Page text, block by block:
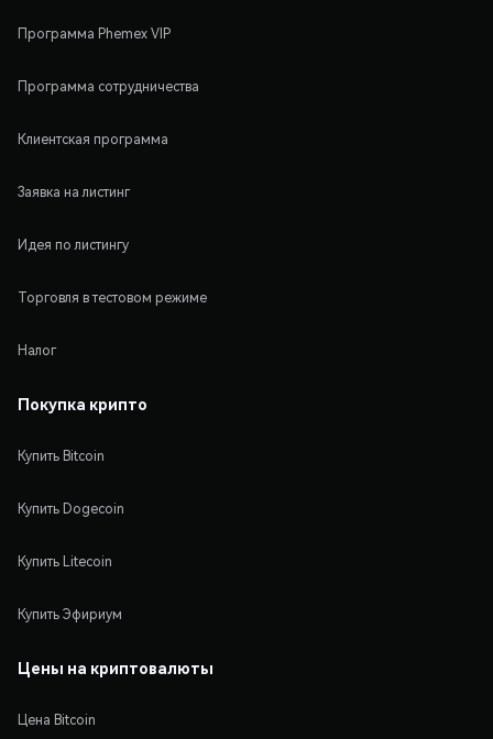
Программа Phemex VIP
Программа сотрудничества
Клиентская программа
Заявка на листинг
Идея по листингу
Торговля в тестовом режиме
Налог
Покупка крипто
Купить Bitcoin
Купить Dogecoin
Купить Litecoin
Купить Эфириум
Цены на криптовалюты
Цена Bitcoin